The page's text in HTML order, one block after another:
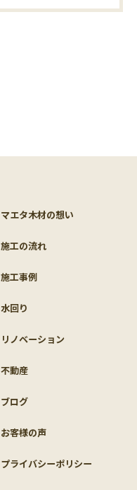
マエタ木材の想い
施工の流れ
施工事例
水回り
リノベーション
不動産
ブログ
お客様の声
プライバシーポリシー